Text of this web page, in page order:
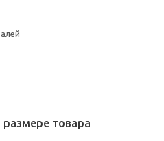
товара